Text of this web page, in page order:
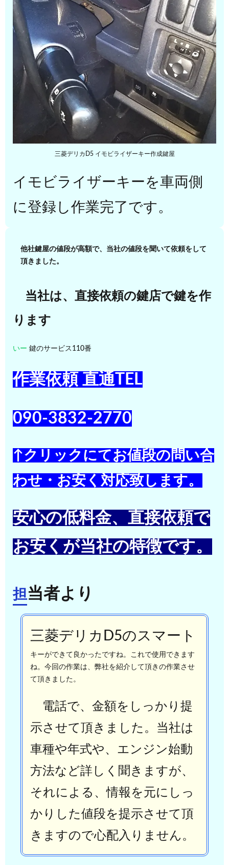
三菱デリカD5 イモビライザーキー作成鍵屋
イモビライザーキーを車両側
に登録し作業完了です。
他社鍵屋の値段が高額で、当社の値段を聞いて依頼をして
頂きました。
当社は、直接依頼の鍵店で鍵を作
ります
いー 鍵のサービス110番
作業依頼 直通TEL
090-3832-2770
↑クリックにてお値段の問い合
わせ・お安く対応致します。
安心の低料金、直接依頼で
お安くが当社の特徴です。
担当者より
三菱デリカD5のスマート
キーができて良かったですね。これで使用できます
ね。今回の作業は、弊社を紹介して頂きの作業させ
て頂きました。
電話で、金額をしっかり提
示させて頂きました。 当社は
車種や年式や、エンジン始動
方法など詳しく聞きますが、
それによる、情報を元にしっ
かりした値段を提示させて頂
きますので心配入りません。